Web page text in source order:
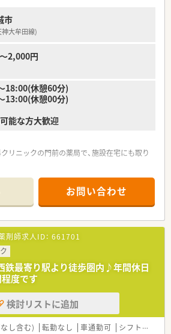
非常に良く、職場内でのコミュニケーションが
いアットホームな雰囲気が特徴です。
8割を占めており、産休や育休の取得はもちろ
市
大牟田線)
2,000円
18:00(休憩60分)
休憩00分)
能な方大歓迎
リニックの門前の薬局で、施設在宅にも取り
。
＞
社を構え、福岡県内を中心に25店舗以上展
剤薬局だけでなく、福祉施設などもグループ
を行っております。
店舗が多く、各店舗とも経営が安定しており
に取り組んでおり、TPN/IVH（中心静脈栄養
のクリーンルーム（無菌室）を設置している店
すい薬局作りを目指しており、調剤薬局とカフ
店舗が現在3店舗あります
お問い合わせ
剤師求人ID： 661701
鉄最寄り駅より徒歩圏内♪年間休日
度です
検討リストに追加
し含む) 転勤なし 車通勤可 シフト制